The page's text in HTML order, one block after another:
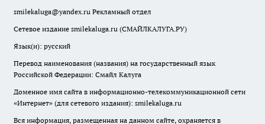
smilekaluga@yandex.ru Рекламный отдел
Сетевое издание smilekaluga.ru (СМАЙЛКАЛУГА.РУ)
Язык(и): русский
Перевод наименования (названия) на государственный язык
Российской Федерации: Смайл Калуга
Доменное имя сайта в информационно-телекоммуникационной сети
«Интернет» (для сетевого издания): smilekaluga.ru
Вся информация, размещенная на данном сайте, охраняется в